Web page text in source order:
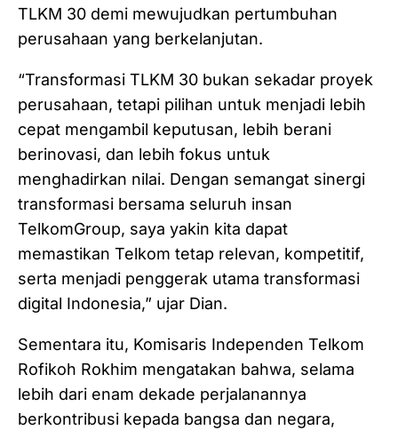
TLKM 30 demi mewujudkan pertumbuhan
perusahaan yang berkelanjutan.
“Transformasi TLKM 30 bukan sekadar proyek
perusahaan, tetapi pilihan untuk menjadi lebih
cepat mengambil keputusan, lebih berani
berinovasi, dan lebih fokus untuk
menghadirkan nilai. Dengan semangat sinergi
transformasi bersama seluruh insan
TelkomGroup, saya yakin kita dapat
memastikan Telkom tetap relevan, kompetitif,
serta menjadi penggerak utama transformasi
digital Indonesia,” ujar Dian.
Sementara itu, Komisaris Independen Telkom
Rofikoh Rokhim mengatakan bahwa, selama
lebih dari enam dekade perjalanannya
berkontribusi kepada bangsa dan negara,